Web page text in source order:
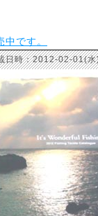
です。
日時：2012-02-